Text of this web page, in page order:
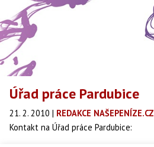
Úřad práce Pardubice
21. 2. 2010 | REDAKCE NAŠEPENÍZE.CZ
Kontakt na Úřad práce Pardubice: